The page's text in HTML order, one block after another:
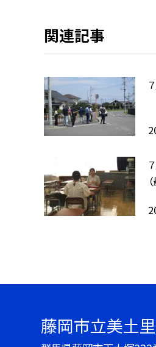
関連記事
藤岡市立美土